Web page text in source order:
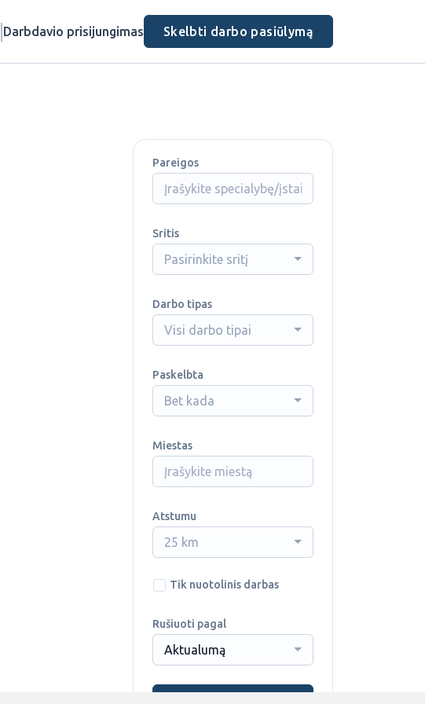
Darbdavio prisijungimas Skelbti darbo pasiūlymą
Pareigos
Sritis
Pasirinkite sritį
Darbo tipas
Visi darbo tipai
Paskelbta
Bet kada
Miestas
Atstumu
25 km
Tik nuotolinis darbas
Rušiuoti pagal
Aktualumą